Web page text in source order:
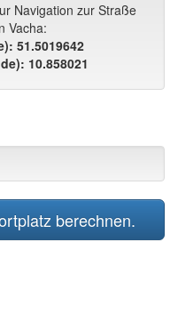
Navigation zur Straße
Vacha:
51.5019642
10.858021
berechnen.